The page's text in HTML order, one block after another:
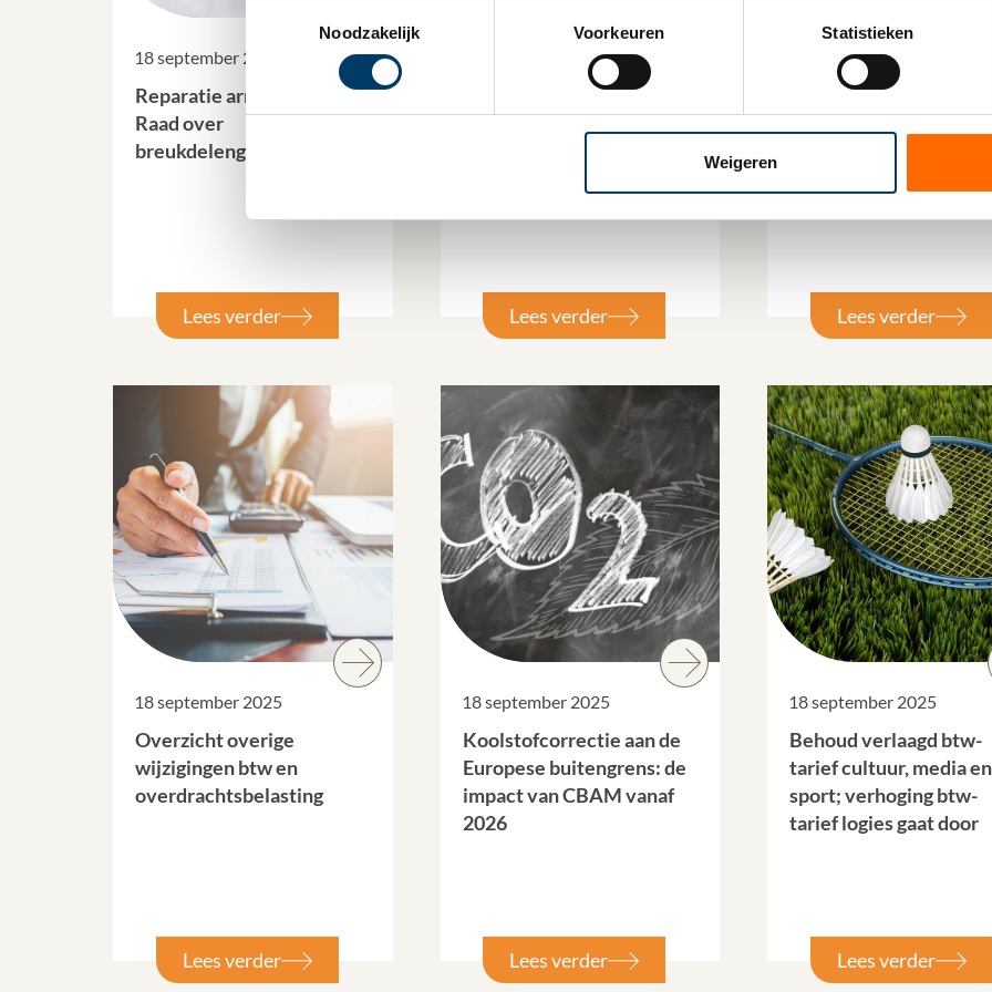
Noodzakelijk
Voorkeuren Statistieken
Weigeren
18 september 2025
Reparatie arrest Hoge
Raad over
breukdelengemeenschap
Lees verder
18 september 2025
Aanpassing Wet
minimumbelasting 2024
Lees verder
18 september 2025
Wet implementatie EU-
richtlijn
Lees verder
18 september 2025
Overzicht overige
wijzigingen btw en
overdrachtsbelasting
Lees verder
18 september 2025
Koolstofcorrectie aan de
Europese buitengrens: de
impact van CBAM vanaf
2026
Lees verder
18 september 2025
Behoud verlaagd btw-
tarief cultuur, media en
sport; verhoging btw-
tarief logies gaat door
Lees verder